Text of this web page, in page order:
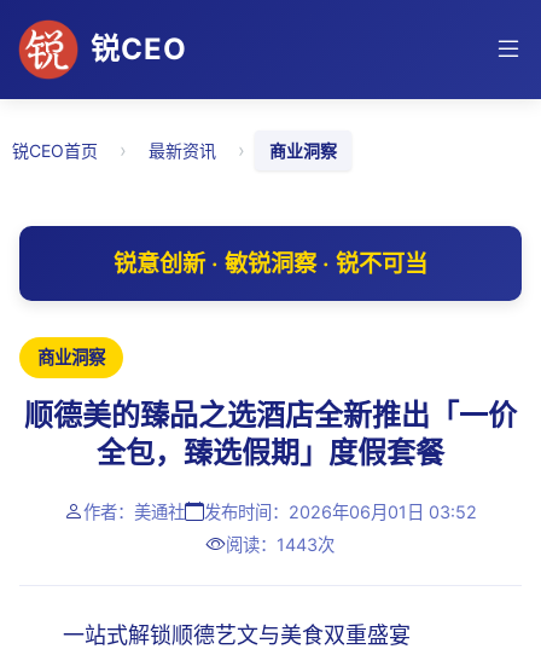
锐CEO
锐CEO首页 › 最新资讯 › 商业洞察
锐意创新 · 敏锐洞察 · 锐不可当
商业洞察
顺德美的臻品之选酒店全新推出「一价
全包，臻选假期」度假套餐
作者：美通社
发布时间：2026年06月01日 03:52
阅读：1443次
一站式解锁顺德艺文与美食双重盛宴